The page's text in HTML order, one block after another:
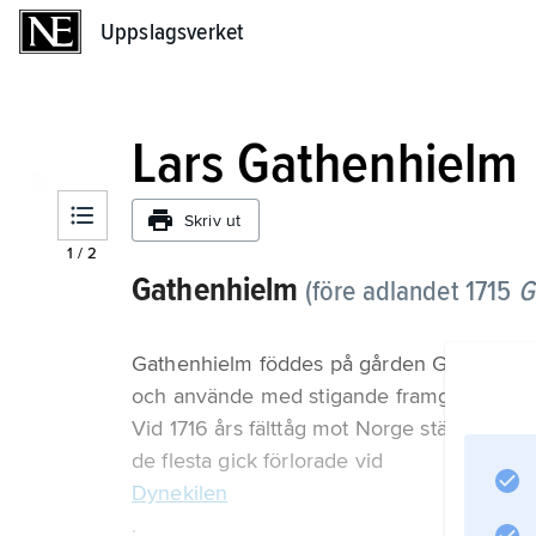
Uppslagsverket
1 /2
Lars Gathenhielm
Skriv ut
Gathenhielm (före adlandet 1715
Gathenhielm föddes på gården Gatan i
och använde med stigande framgång sitt
Vid 1716 års fälttåg mot Norge ställde
de flesta gick förlorade vid
Dynekilen
.